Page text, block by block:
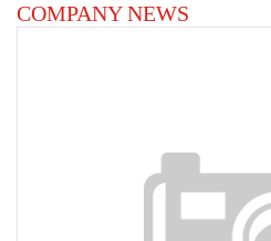
COMPANY NEWS